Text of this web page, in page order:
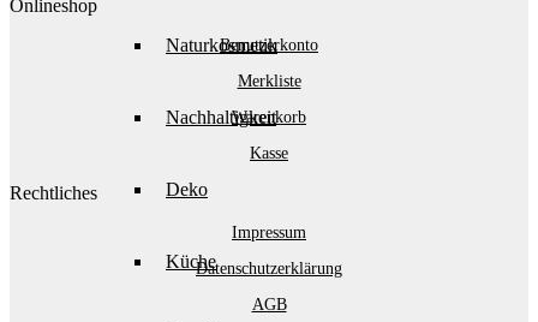
Naturkosmetik
Nachhaltigkeit
Deko
Küche
Onlineshop
Benutzerkonto
Merkliste
Warenkorb
Kasse
Rechtliches
Impressum
Datenschutzerklärung
AGB